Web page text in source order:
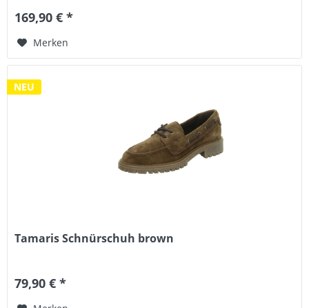
169,90 € *
Merken
NEU
Tamaris Schnürschuh brown
79,90 € *